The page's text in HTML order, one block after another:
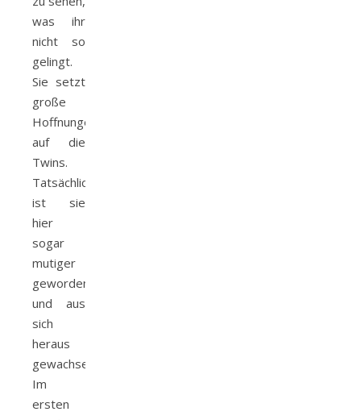
was ihr
nicht so
gelingt.
Sie setzt
große
Hoffnungen
auf die
Twins.
Tatsächlich
ist sie
hier
sogar
mutiger
geworden
und aus
sich
heraus
gewachsen.
Im
ersten